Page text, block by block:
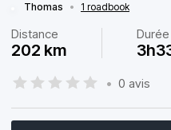
Thomas • 1 roadbook
Distance
202 km
Durée
• 0 avis